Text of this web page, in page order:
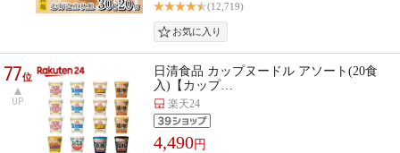
(12,719)
77位
UP
日清食品 カップヌードル アソート(20食
入)【カップ…
楽天24
4,490円